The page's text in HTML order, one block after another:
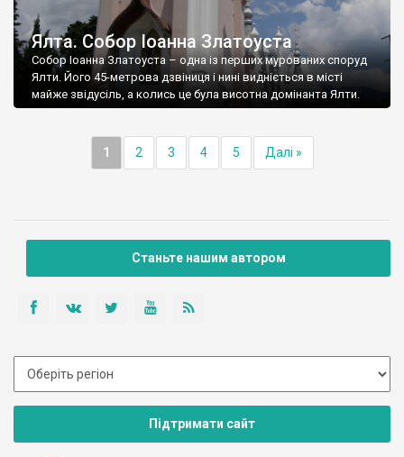
Ялта. Собор Іоанна Златоуста
Собор Іоанна Златоуста – одна із перших мурованих споруд
Ялти. Його 45-метрова дзвіниця і нині видніється в місті
майже звідусіль, а колись це була висотна домінанта Ялти.
1 2 3 4 5 Далі »
Станьте нашим автором
Підтримати сайт